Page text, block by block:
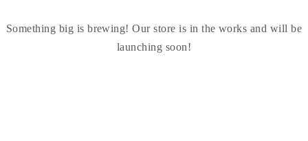
Something big is brewing! Our store is in the works and will be
launching soon!